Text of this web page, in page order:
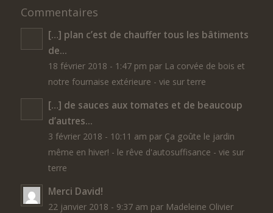
Commentaires
[…] plan c’est de chauffer tous les bâtiments
de...
18 février 2018 - 1:47 pm par La corvée de bois et
notre fournaise extérieure - vie sur terre
[…] de sauces aux tomates et de beaucoup
d’autres...
3 février 2018 - 10:11 am par Ça goûte le jardin
même en hiver! - le rêve d'autosuffisance - vie sur
terre
Merci David!
22 janvier 2018 - 9:37 am par Madeleine Olivier